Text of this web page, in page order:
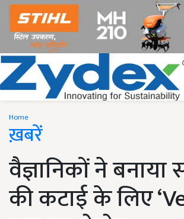
Home
ख़बरें
वैज्ञानिकों ने बनाया
की कटाई के लिए